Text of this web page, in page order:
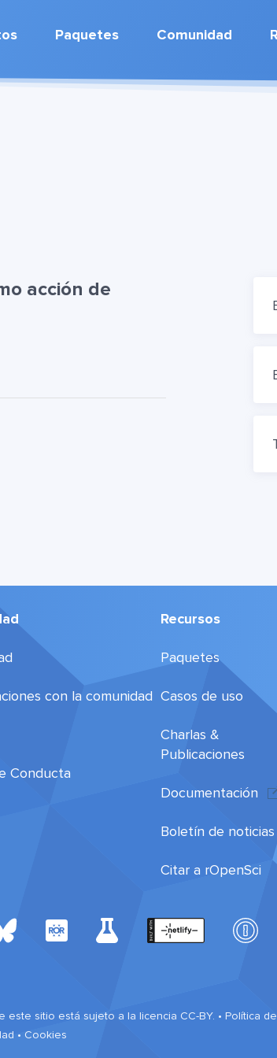
Paquetes Comunidad
acción de
con la comunidad
Conducta
Recursos
Paquetes
Casos de uso
Charlas &
Publicaciones
Documentación
Boletín de noticias
Citar a rOpenSci
sitio está sujeto a la licencia CC-BY. • Política de
• Cookies